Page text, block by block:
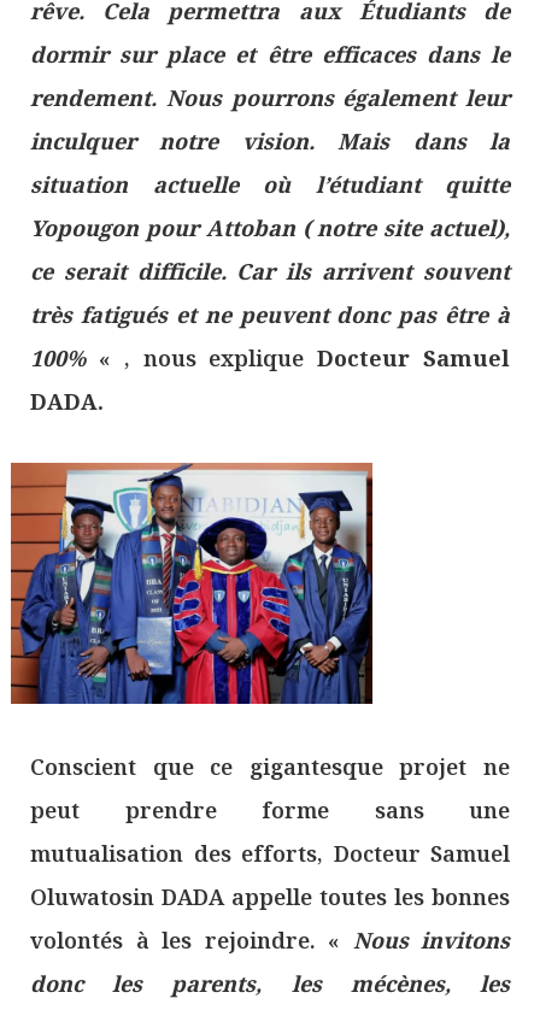
rêve. Cela permettra aux Étudiants de
dormir sur place et être efficaces dans le
rendement. Nous pourrons également leur
inculquer notre vision. Mais dans la
situation actuelle où l’étudiant quitte
Yopougon pour Attoban ( notre site actuel),
ce serait difficile. Car ils arrivent souvent
très fatigués et ne peuvent donc pas être à
100%« , nous expliqueDocteur Samuel
DADA.
Conscient que ce gigantesque projet ne
peut prendre forme sans une
mutualisation des efforts, Docteur Samuel
Oluwatosin DADA appelle toutes les bonnes
volontés à les rejoindre. « Nous invitons
donc les parents, les mécènes, les